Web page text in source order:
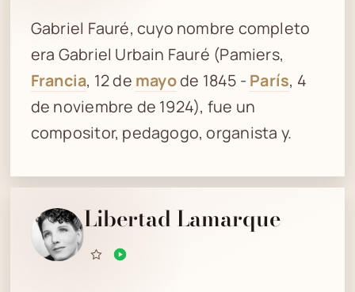
Gabriel Fauré, cuyo nombre completo
era Gabriel Urbain Fauré (Pamiers,
Francia, 12 de mayode 1845 - París, 4
de noviembre de 1924), fue un
compositor, pedagogo, organista y.
Libertad Lamarque